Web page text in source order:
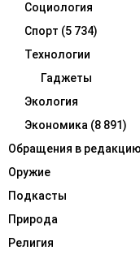
Социология
Спорт (5 734)
Технологии
Гаджеты
Экология
Экономика (8 891)
Обращения в редакцию
Оружие
Подкасты
Природа
Религия